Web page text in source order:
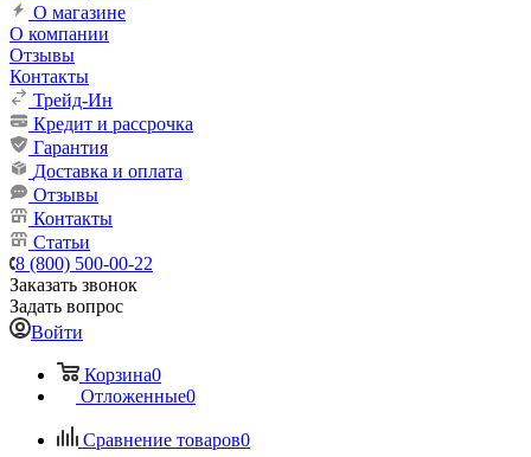
О магазине
О компании
Отзывы
Контакты
Трейд-Ин
Кредит и рассрочка
Гарантия
Доставка и оплата
Отзывы
Контакты
Статьи
8 (800) 500-00-22
Заказать звонок
Задать вопрос
Войти
Корзина0
Отложенные0
Сравнение товаров0